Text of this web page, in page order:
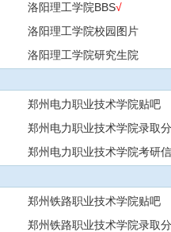
洛阳理工学院BBS√
洛阳理工学院校园图片
洛阳理工学院研究生院
郑州电力职业技术学院贴吧
郑州电力职业技术学院录取
郑州电力职业技术学院考研
郑州铁路职业技术学院贴吧
郑州铁路职业技术学院录取